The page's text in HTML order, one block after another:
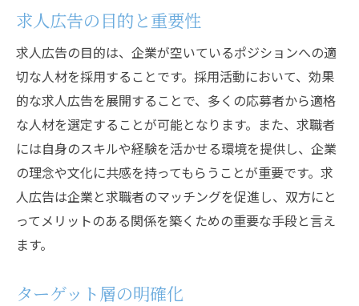
魅力的な企業紹介の方法
具体的な仕事内容の記載方法
応募者の関心を引くキャッチフレーズ
透明性のある給与と福利厚生の記載
写真や動画で企業文化を伝える方法
予算を抑えつつ求人広告の効果を最大化する方
法
効果的な予算配分のコツ
コンテンツのリパーパスによるコスト削減
求人広告の目的と重要性
求人広告の目的は、企業が空いているポジションへの適
切な人材を採用することです。採用活動において、効果
的な求人広告を展開することで、多くの応募者から適格
な人材を選定することが可能となります。また、求職者
には自身のスキルや経験を活かせる環境を提供し、企業
の理念や文化に共感を持ってもらうことが重要です。求
人広告は企業と求職者のマッチングを促進し、双方にと
ってメリットのある関係を築くための重要な手段と言え
ます。
ターゲット層の明確化